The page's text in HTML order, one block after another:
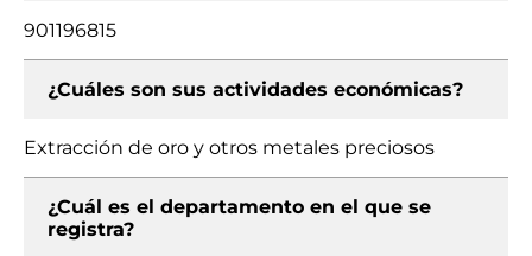
901196815
¿Cuáles son sus actividades económicas?
Extracción de oro y otros metales preciosos
¿Cuál es el departamento en el que se
registra?